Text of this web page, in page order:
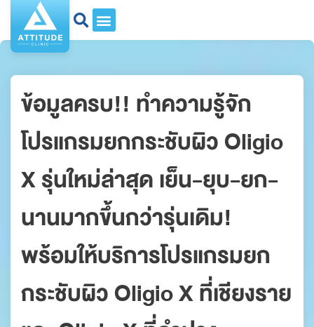
ข้อมูลครบ!! ทำความรู้จัก
โปรแกรมยกกระชับผิว Oligio
X รุ่นใหม่ล่าสุด เย็น-ยุบ-ยก-
นานมากขึ้นกว่ารุ่นเดิม!
พร้อมให้บริการโปรแกรมยก
กระชับผิว Oligio X ที่เชียงราย